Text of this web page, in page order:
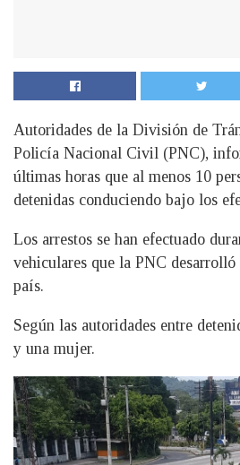
Autoridades de la División de
Policía Nacional Civil (PNC),
últimas horas que al menos 10
detenidas conduciendo bajo los
Los arrestos se han efectuado
vehiculares que la PNC
país.
Según las autoridades entre
y una mujer.